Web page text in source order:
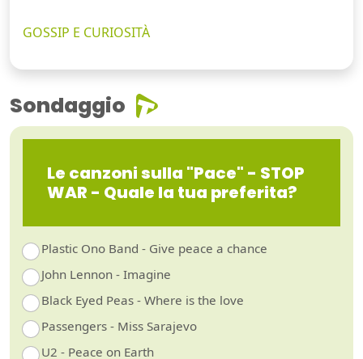
GOSSIP E CURIOSITÀ
Sondaggio
Le canzoni sulla "Pace" - STOP
WAR - Quale la tua preferita?
Plastic Ono Band - Give peace a chance
John Lennon - Imagine
Black Eyed Peas - Where is the love
Passengers - Miss Sarajevo
U2 - Peace on Earth